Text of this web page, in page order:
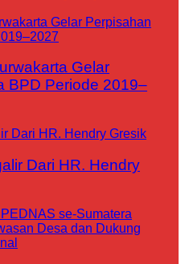
Gelar
BPD Periode 2019–
Dari HR. Hendry